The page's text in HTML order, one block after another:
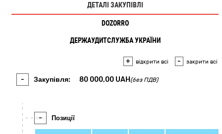
ДЕТАЛІ ЗАКУПІВЛІ
DOZORRO
ДЕРЖАУДИТСЛУЖБА УКРАЇНИ
+ відкрити всі - закрити всі
- Закупівля: 80 000,00 UAH (без ПДВ)
- Позиції